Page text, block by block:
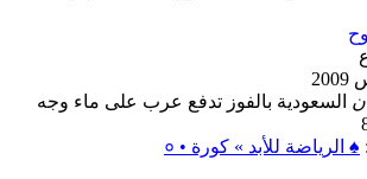
السعودية بالفوز تدفع عرب على ماء وجه
♠ الرياضة للأبد » كورة • ०